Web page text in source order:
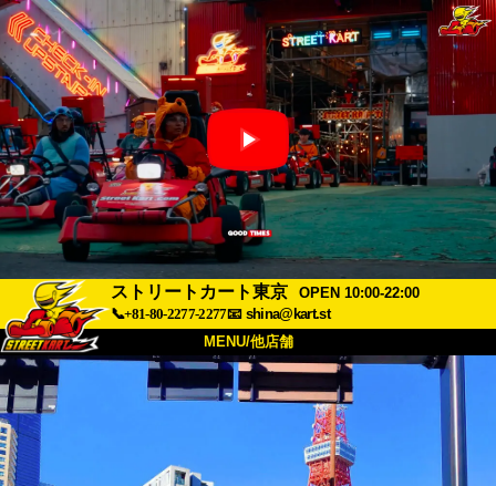
ストリートカート東京
OPEN 10:00-22:00
📞+81-80-2277-2277📧 shina@kart.st
MENU/他店舗
トップ